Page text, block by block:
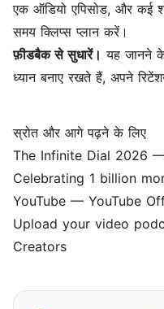
एक ऑडियो एपिसोड, और कई
समय क्लिप्स प्लान करें।
फ़ीडबैक से सुधारें। यह जानने
ध्यान बनाए रखते हैं, अपने
स्रोत और आगे पढ़ने के लिए
The Infinite Dial 2026 —
Celebrating 1 billion
YouTube — YouTube
Upload your video
Creators